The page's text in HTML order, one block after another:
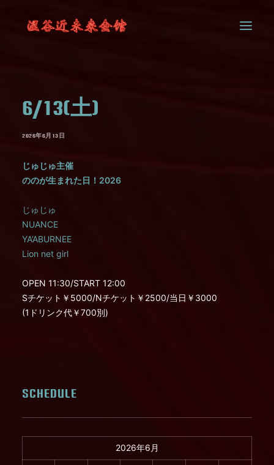
CONTACT6/13(土)
2026年6月13日
じゅじゅ主催
ののが生まれた日！2026
じゅじゅ
NUANCE
YA’ABURNEE
Lion net girl
OPEN 11:30/START 12:00
Sチケット￥5000/Nチケット￥2500/当日￥3000
(1ドリンク代￥700別)
SCHEDULE
2026年6月